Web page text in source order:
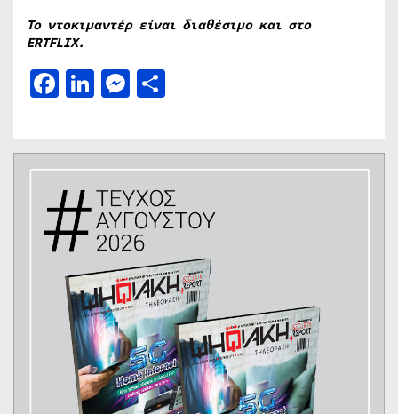
Το ντοκιμαντέρ είναι διαθέσιμο και στο
ERTFLIX.
Facebook
LinkedIn
Messenger